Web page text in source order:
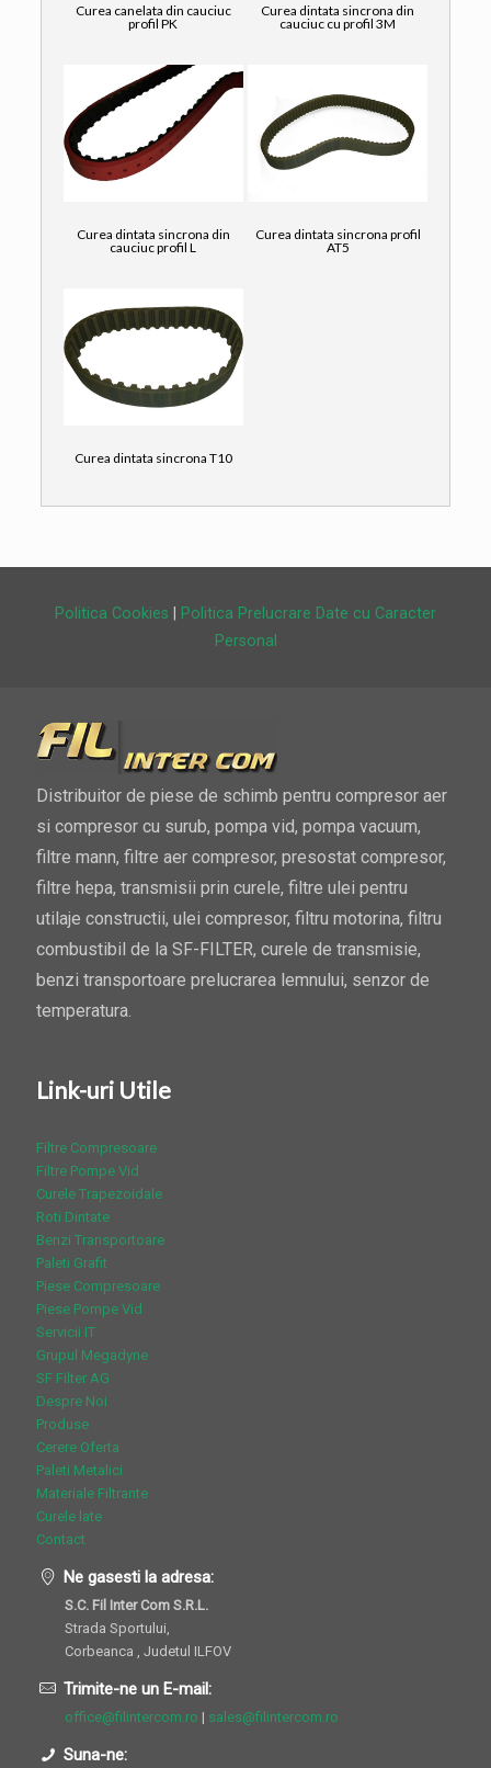
Curea canelata din cauciuc
profil PK
Curea dintata sincrona din
cauciuc cu profil 3M
Curea dintata sincrona din
cauciuc profil L
Curea dintata sincrona profil
AT5
Curea dintata sincrona T10
Politica Cookies
Politica Prelucrare Date cu Caracter
Personal
Distribuitor de piese de schimb pentru compresor aer
si compresor cu surub, pompa vid, pompa vacuum,
filtre mann, filtre aer compresor, presostat compresor,
filtre hepa, transmisii prin curele, filtre ulei pentru
utilaje constructii, ulei compresor, filtru motorina, filtru
combustibil de la SF-FILTER, curele de transmisie,
benzi transportoare prelucrarea lemnului, senzor de
temperatura.
Link-uri Utile
Filtre Compresoare
Filtre Pompe Vid
Curele Trapezoidale
Roti Dintate
Benzi Transportoare
Paleti Grafit
Piese Compresoare
Piese Pompe Vid
Servicii IT
Grupul Megadyne
SF Filter AG
Despre Noi
Produse
Cerere Oferta
Paleti Metalici
Materiale Filtrante
Curele late
Contact
Ne gasesti la adresa:
S.C. Fil Inter Com S.R.L.
Strada Sportului,
Corbeanca , Judetul ILFOV
Trimite-ne un E-mail:
office@filintercom.ro | sales@filintercom.ro
Suna-ne: